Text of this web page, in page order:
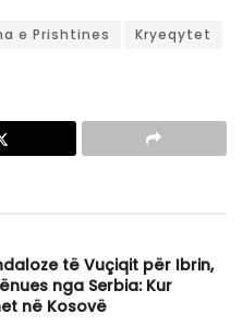
e Prishtines
Kryeqytet
të Vuçiqit për Ibrin,
nga Serbia: Kur
në Kosovë